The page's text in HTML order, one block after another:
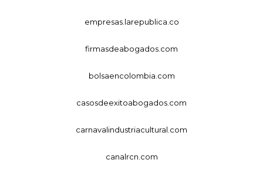
empresas.larepublica.co
firmasdeabogados.com
bolsaencolombia.com
casosdeexitoabogados.com
carnavalindustriacultural.com
canalrcn.com